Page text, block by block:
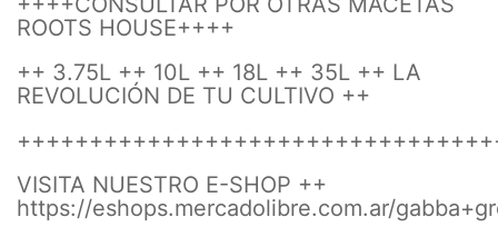
ROOTS HOUSE++++
++ 3.75L ++ 10L ++ 18L ++ 35L ++ LA
REVOLUCIÓN DE TU CULTIVO ++
VISITA NUESTRO E-SHOP ++
https://eshops.mercadolibre.com.ar/